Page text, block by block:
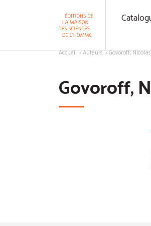
Accueil Auteurs Govoroff, Nicolas
Govoroff,